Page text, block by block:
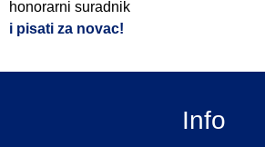
honorarni suradnik
i pisati za novac!
Info